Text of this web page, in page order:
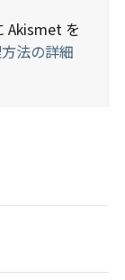
Akismet を
法の詳細